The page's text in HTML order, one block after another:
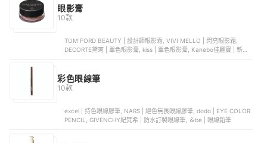
眼影膏
10款
TOM FORD BEAUTY | 設計師眼影霜, VIVI MELLO | 閃亮眼影霜,
DECORTE黛珂 | 單色眼影膏, kiss | 單色眼影膏, Kanebo佳麗寶 | 新奢
彩色眼線筆
10款
excel | 持色眼線膠筆, NARS | 絕色無畏眼線膠筆, dodo | EYE COLOR
PENCIL, GIVENCHY紀梵希 | 防水訂製眼線筆, ＆be | 眼線鉛筆